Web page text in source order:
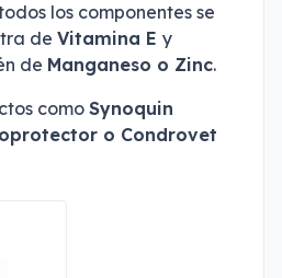
los componentes se
de Vitamina E y
de Manganeso o Zinc.
como Synoquin
o Condrovet